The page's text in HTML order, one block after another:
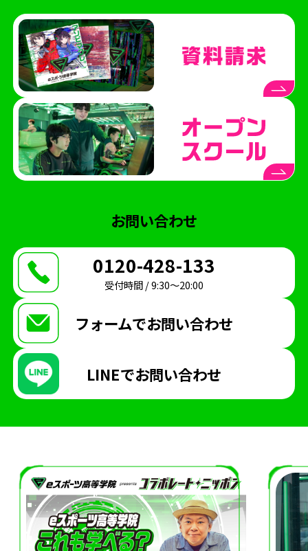
お問い合わせ
0120-428-133
受付時間 / 9:30〜20:00
フォームでお問い合わせ
LINEでお問い合わせ